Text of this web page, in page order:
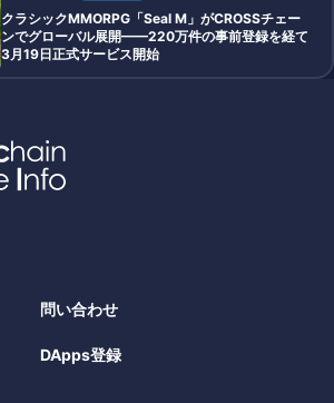
クラシックMMORPG「Seal M」がCROSSチェー
ンでグローバル展開——220万件の事前登録を経て
3月19日正式サービス開始
問い合わせ
DApps登録